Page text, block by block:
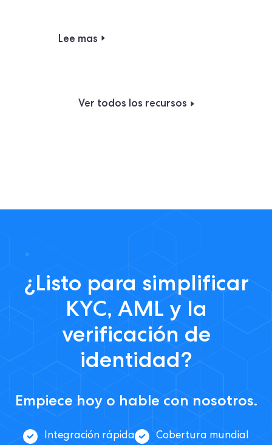
Lee mas
Ver todos los recursos
¿Listo para simplificar
KYC, AML y la
verificación de
identidad?
Empiece hoy o hable con nosotros.
Integración rápida Cobertura mundial